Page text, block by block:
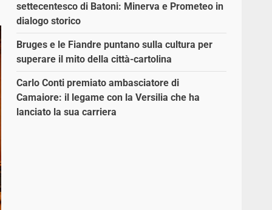
settecentesco di Batoni: Minerva e Prometeo in
dialogo storico
Bruges e le Fiandre puntano sulla cultura per
superare il mito della città-cartolina
Carlo Conti premiato ambasciatore di
Camaiore: il legame con la Versilia che ha
lanciato la sua carriera